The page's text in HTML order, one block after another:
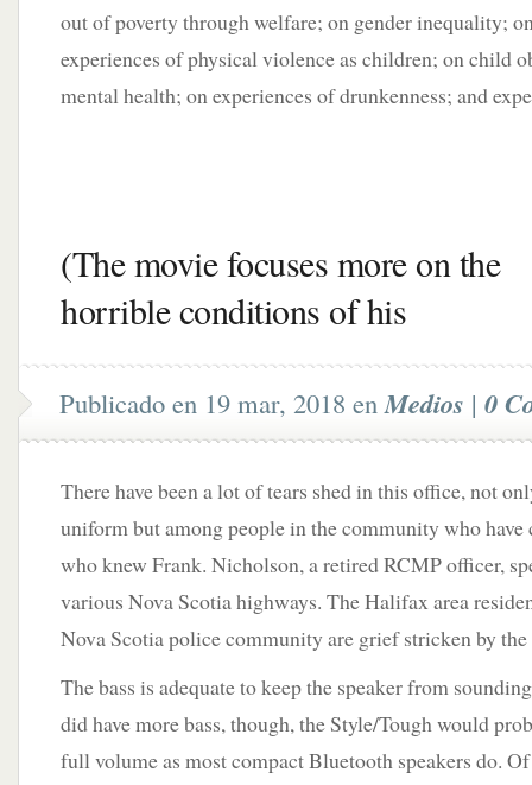
out of poverty through welfare; on gender inequality;
experiences of physical violence as children; on child
mental health; on experiences of drunkenness; and
(The movie focuses more on the
horrible conditions of his
Publicado en 19 mar, 2018 enMedios | 0
There have been a lot of tears shed in this office, not
uniform but among people in the community who have
who knew Frank. Nicholson, a retired RCMP officer,
various Nova Scotia highways. The Halifax area
Nova Scotia police community are grief stricken by the
The bass is adequate to keep the speaker from
did have more bass, though, the Style/Tough would
full volume as most compact Bluetooth speakers do.